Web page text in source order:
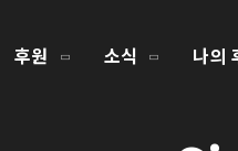
후원 소식 나의